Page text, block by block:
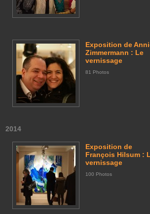
Exposition de
Zimmermann : Le
vernissage
81 Photos
2014
Exposition de
François Hilsum :
vernissage
100 Photos